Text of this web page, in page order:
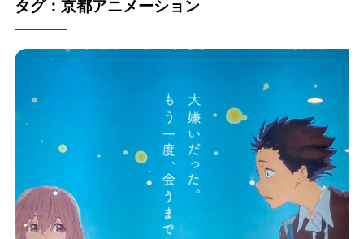
タグ：京都アニメーション